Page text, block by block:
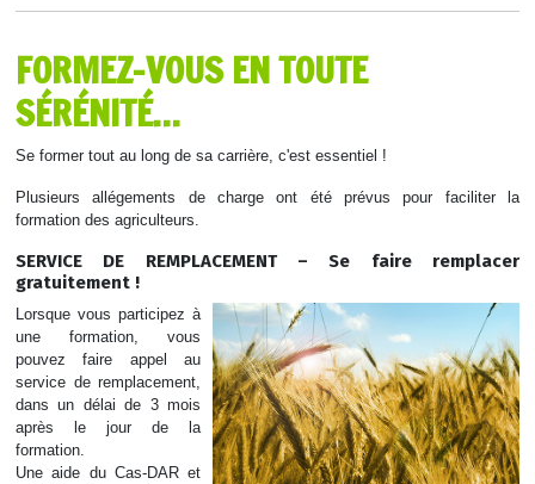
FORMEZ-VOUS EN TOUTE
SÉRÉNITÉ…
Se former tout au long de sa carrière, c'est essentiel !
Plusieurs allégements de charge ont été prévus pour faciliter la
formation des agriculteurs.
SERVICE DE REMPLACEMENT – Se faire remplacer
gratuitement !
Lorsque vous participez à
une formation, vous
pouvez faire appel au
service de remplacement,
dans un délai de 3 mois
après le jour de la
formation.
Une aide du Cas-DAR et